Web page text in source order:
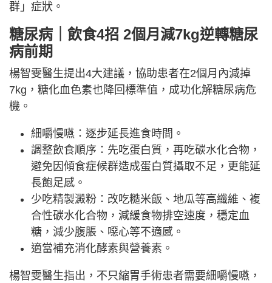
群」症狀。
糖尿病｜飲食4招 2個月減7kg逆轉糖尿
病前期
楊智雯醫生提出4大建議，協助患者在2個月內減掉
7kg，糖化血色素也降回標準值，成功化解糖尿病危
機。
細嚼慢嚥：逐步延長進食時間。
調整飲食順序：先吃蛋白質，再吃碳水化合物，
避免因傾食症候群造成蛋白質攝取不足，更能延
長飽足感。
少吃精製澱粉：改吃糙米飯、地瓜等高纖維、複
合性碳水化合物，減緩食物排空速度，穩定血
糖，減少腹脹、噁心等不適感。
適當補充消化酵素與營養素。
楊智雯醫生指出，不只縮胃手術患者需要細嚼慢嚥，